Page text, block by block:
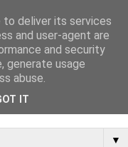
▼
to deliver its services
and user-agent are
and security
generate usage
abuse.
IT